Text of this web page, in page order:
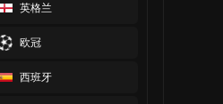
英格兰
欧冠
西班牙